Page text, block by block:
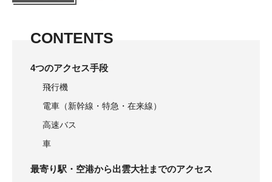
CONTENTS
4つのアクセス手段
飛行機
電車（新幹線・特急・在来線）
高速バス
車
最寄り駅・空港から出雲大社までのアクセス